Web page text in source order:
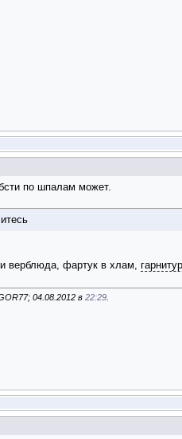
по шпалам может.
верблюда, фартук в хлам,
04.08.2012 в 22:29